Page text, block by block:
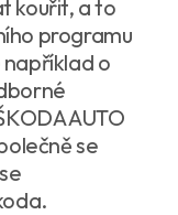
kouřit, a to
programu
například o
AUTO
se